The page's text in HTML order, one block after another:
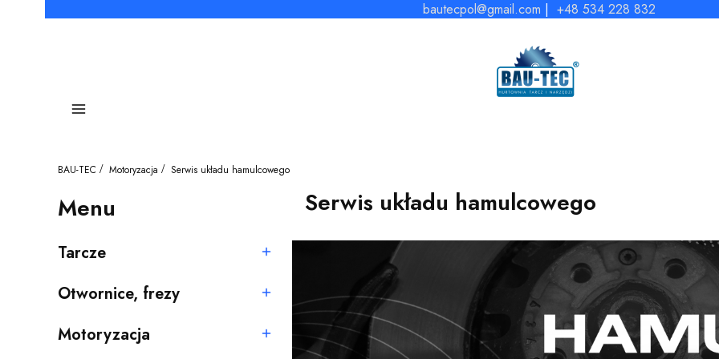
bautecpol@gmail.com | +48 534 228 832
Menu
BAU-TEC Motoryzacja Serwis układu hamulcowego
Menu
Kategoria - Tarcze
Tarcze
Kategoria - Otwornice, frezy
Otwornice, frezy
Kategoria - Motoryzacja
Motoryzacja
Serwis układu hamulcowego